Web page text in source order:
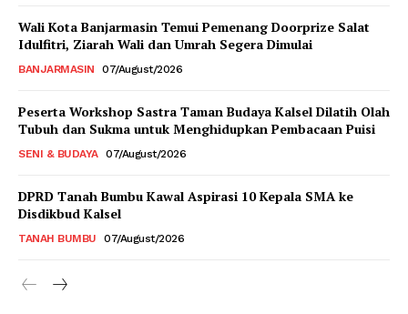
Wali Kota Banjarmasin Temui Pemenang Doorprize Salat
Idulfitri, Ziarah Wali dan Umrah Segera Dimulai
BANJARMASIN 07/August/2026
Peserta Workshop Sastra Taman Budaya Kalsel Dilatih Olah
Tubuh dan Sukma untuk Menghidupkan Pembacaan Puisi
SENI & BUDAYA 07/August/2026
DPRD Tanah Bumbu Kawal Aspirasi 10 Kepala SMA ke
Disdikbud Kalsel
TANAH BUMBU 07/August/2026